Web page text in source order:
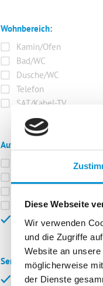
Diese Webseite
Wir verwenden
und die Zugriffe
Website an
möglicherweise
der Dienste
Wohnbereich:
Kamin/Ofen
Bad/WC
Dusche/WC
Telefon
SAT/Kabel-TV
Außenanlage:
Garten/Liegewiese
Terrasse
Balkon
Service:
Bettwäsche inkl.